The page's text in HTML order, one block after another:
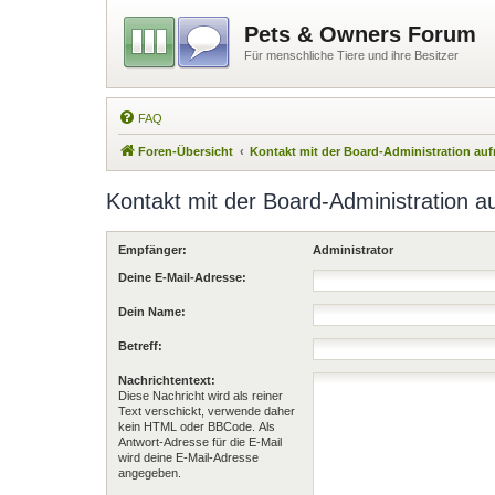
Pets & Owners Forum
Für menschliche Tiere und ihre Besitzer
FAQ
Foren-Übersicht Kontakt mit der Board-Administration
Kontakt mit der Board-Administration
Empfänger: Administrator
Deine E-Mail-Adresse:
Dein Name:
Betreff:
Nachrichtentext:
Diese Nachricht wird als reiner
Text verschickt, verwende daher
kein HTML oder BBCode. Als
Antwort-Adresse für die E-Mail
wird deine E-Mail-Adresse
angegeben.